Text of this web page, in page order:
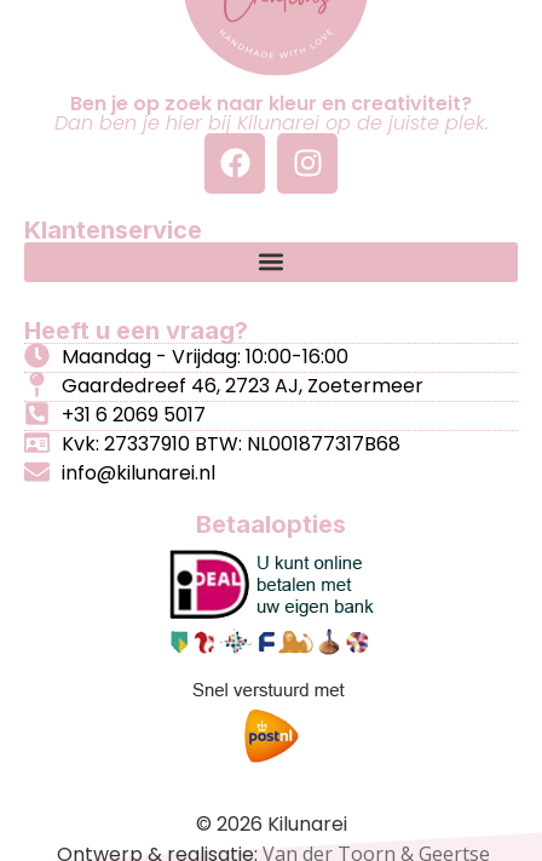
Ben je op zoek naar kleur en creativiteit?
Dan ben je hier bij Kilunarei op de juiste plek.
Klantenservice
Heeft u een vraag?
Maandag - Vrijdag: 10:00-16:00
Gaardedreef 46, 2723 AJ, Zoetermeer
+31 6 2069 5017
Kvk: 27337910 BTW: NL001877317B68
info@kilunarei.nl
Betaalopties
© 2026 Kilunarei
Ontwerp & realisatie:Van der Toorn & Geertse